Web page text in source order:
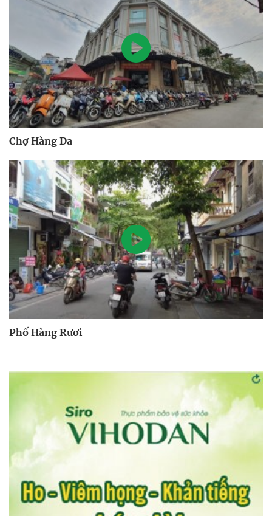
Chợ Hàng Da
Phố Hàng Rươi